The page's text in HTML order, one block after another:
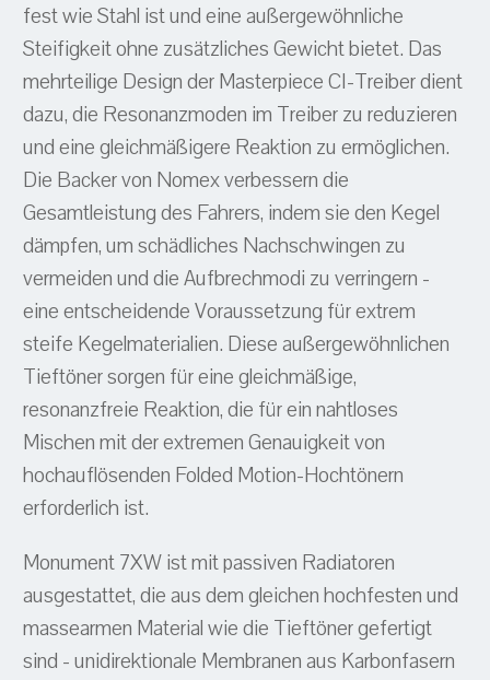
fest wie Stahl ist und eine außergewöhnliche
Steifigkeit ohne zusätzliches Gewicht bietet. Das
mehrteilige Design der Masterpiece CI-Treiber dient
dazu, die Resonanzmoden im Treiber zu reduzieren
und eine gleichmäßigere Reaktion zu ermöglichen.
Die Backer von Nomex verbessern die
Gesamtleistung des Fahrers, indem sie den Kegel
dämpfen, um schädliches Nachschwingen zu
vermeiden und die Aufbrechmodi zu verringern -
eine entscheidende Voraussetzung für extrem
steife Kegelmaterialien. Diese außergewöhnlichen
Tieftöner sorgen für eine gleichmäßige,
resonanzfreie Reaktion, die für ein nahtloses
Mischen mit der extremen Genauigkeit von
hochauflösenden Folded Motion-Hochtönern
erforderlich ist.
Monument 7XW ist mit passiven Radiatoren
ausgestattet, die aus dem gleichen hochfesten und
massearmen Material wie die Tieftöner gefertigt
sind - unidirektionale Membranen aus Karbonfasern